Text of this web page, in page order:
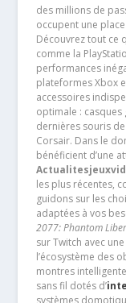
des millions de
occupent une
Découvrez tout ce
comme la
performances
plateformes Xbox
accessoires
optimale : casques
dernières souris
Corsair. Dans le
bénéficient d’une
les plus récentes,
guidons sur les
adaptées à vos
2077: Phantom
sur Twitch avec
l’écosystème des
montres
sans fil dotés d’
systèmes